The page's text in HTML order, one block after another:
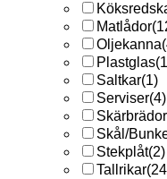
Matlådor
Oljekanna
Plastglas
Saltkar(1)
Serviser(4)
Skärbrädor
Skål/
Stekplåt(2)
Tallrikar